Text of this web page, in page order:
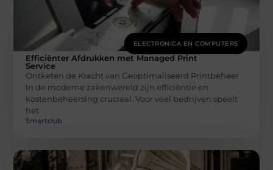
ELECTRONICA EN COMPUTERS
Efficiënter Afdrukken met Managed Print
Service
Ontketen de Kracht van Geoptimaliseerd Printbeheer
In de moderne zakenwereld zijn efficiëntie en
kostenbeheersing cruciaal. Voor veel bedrijven speelt
het
Smartclub